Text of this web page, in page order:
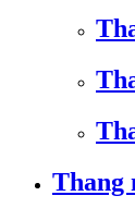
Thang